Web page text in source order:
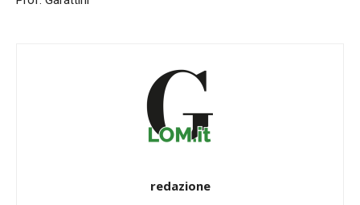
redazione